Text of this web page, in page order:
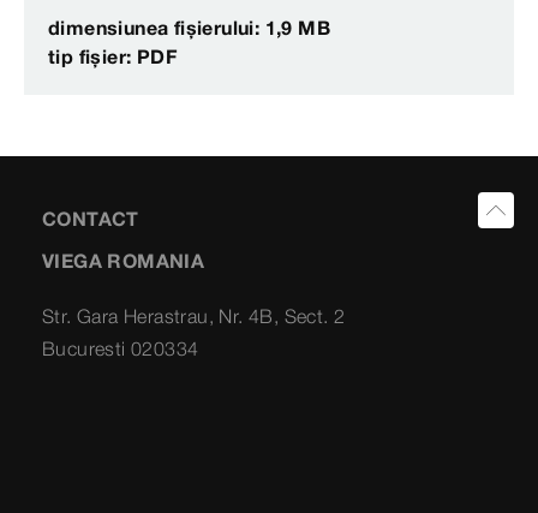
dimensiunea fișierului: 1,9 MB
tip fișier: PDF
CONTACT
VIEGA ROMANIA
Str. Gara Herastrau, Nr. 4B, Sect. 2
Bucuresti 020334